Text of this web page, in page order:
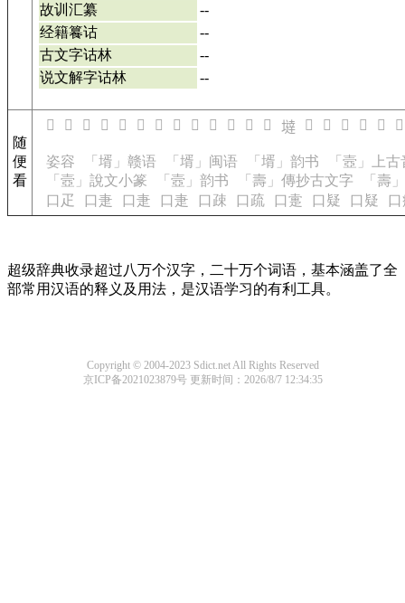
故训汇纂
--
经籍籑诂
--
古文字诂林
--
说文解字诂林
--
随
便
看
𠲺 𠲻 𠲽 𠲾 𠲿 𠳀 𠳁 𠳂 𡐺 𡐻 𡐼 𡐽 𡐾 𡐿 𡑀 𡑁 𡑂 𡑃 𡑄 𡑅
姿容 「壻」赣语 「壻」闽语 「壻」韵书
「壼」上古
「壼」說文小篆
「壼」韵书 「壽」傳抄古文字
「壽
口疋
口疌 口疌 口疌 口疎 口疏 口疐 口疑 口疑
超级辞典收录超过八万个汉字，二十万个词语，基本涵盖了全
部常用汉语的释义及用法，是汉语学习的有利工具。
Copyright © 2004-2023 Sdict.net All Rights Reserved
京ICP备2021023879号更新时间：2026/8/7 12:34:35